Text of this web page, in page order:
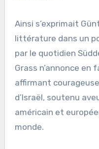
Ainsi s’exprimait
littérature dans un
par le quotidien
Grass n’annonce en
affirmant
d’Israël, soutenu
américain et
monde.